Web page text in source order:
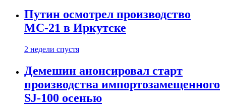
Путин осмотрел производство
МС-21 в Иркутске
2 недели спустя
Демешин анонсировал старт
производства импортозамещенного
SJ-100 осенью